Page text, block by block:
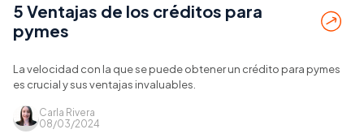
5 Ventajas de los créditos para
pymes
La velocidad con la que se puede obtener un crédito para pymes
es crucial y sus ventajas invaluables.
Carla Rivera
08/03/2024